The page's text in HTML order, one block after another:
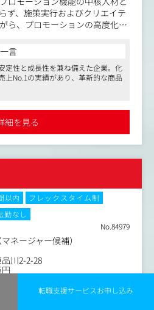
転職支援サービスお申し込み
要指標（CPA、LTV、継続率な
略の総指揮（戦略設計）
適化
としつつ、リスク分散と拡大を
括
得を最大化するための、訴求
計のディレクション(タレント起
む)
ためのCRM戦略（アップセル、
）の全体設計と指揮
配置、採用計画の立案、業務フ
評価制度の運用、モチベーショ
ず、施策実行およびクリエイテ
ら、プロモーションの高度化と
担っていただきます。
ョン戦略の統合・推進（各チャ
たプロモーション戦略の設計と
略設計に加え、自ら重要施策に
クリエイティブ創出（商品価値
視点で解釈し、コピー・ビジュ
）
化・再現性構築（施策単位で終
の出るプロモーションモデルの
力強化）
出るプロモーションモデルの型
言
性と成長性を兼ね備えた企業。化
上No.1の実績があり、革新的な商品
レックスタイム制を導入。年間休
バランスを保ちながら働ける環境
細を見る
以内
フレックスタイム制
勤なし
No.84979
ネージャー候補）
川2-2-28